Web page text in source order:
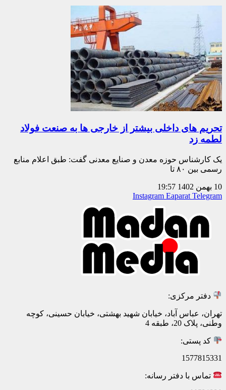
تحریم های داخلی بیشتر از خارجی ها به صنعت فولاد
لطمه زد
یک کارشناس حوزه معدن و صنایع معدنی گفت: طبق اعلام منابع
رسمی بین ۸۰ تا
10 بهمن 1402
19:57
Instagram Eaparat Telegram
دفتر مرکزی:
تهران، عباس آباد، خیابان شهید بهشتی، خیابان حسینی، کوچه
وطنی، پلاک 20، طبقه 4
کد پستی:
1577815331
تماس با دفتر رسانه: